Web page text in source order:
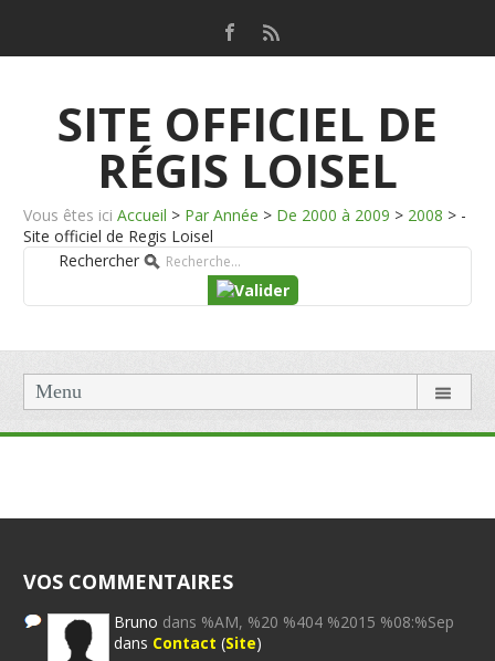
SITE OFFICIEL DE
RÉGIS LOISEL
Vous êtes ici Accueil > Par Année > De 2000 à 2009 > 2008 > -
Site officiel de Regis Loisel
Rechercher
Menu
VOS COMMENTAIRES
Bruno dans %AM, %20 %404 %2015 %08:%Sep
dans Contact (Site)